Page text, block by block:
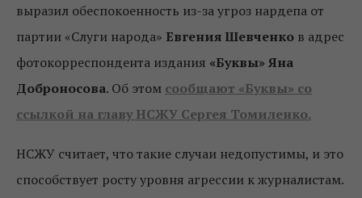
выразил обеспокоенность из-за угроз нардепа от
партии «Слуги народа» Евгения Шевченко в адрес
фотокорреспондента издания «Буквы» Яна
Доброносова. Об этом сообщают «Буквы» со
ссылкой на главу НСЖУ Сергея Томиленко.
НСЖУ считает, что такие случаи недопустимы, и это
способствует росту уровня агрессии к журналистам.